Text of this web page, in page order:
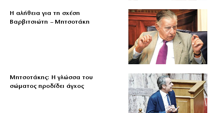
Η αλήθεια για τη σχέση
Βαρβιτσιώτη – Μητσοτάκη
Μητσοτάκης: Η γλώσσα του
σώματος προδίδει άγχος